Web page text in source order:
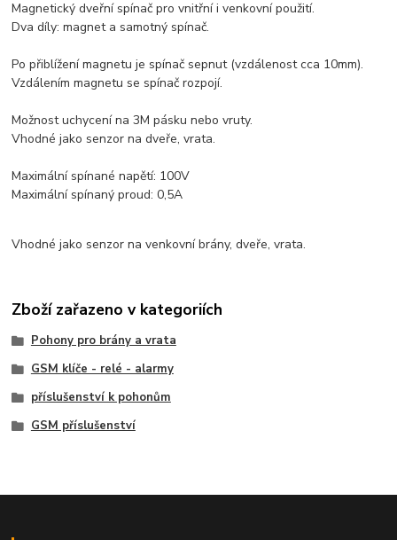
Magnetický dveřní spínač pro vnitřní i venkovní použití.
Dva díly: magnet a samotný spínač.
Po přiblížení magnetu je spínač sepnut (vzdálenost cca 10mm).
Vzdálením magnetu se spínač rozpojí.
Možnost uchycení na 3M pásku nebo vruty.
Vhodné jako senzor na dveře, vrata.
Maximální spínané napětí: 100V
Maximální spínaný proud: 0,5A
Vhodné jako senzor na venkovní brány, dveře, vrata.
Zboží zařazeno v kategoriích
Pohony pro brány a vrata
GSM klíče - relé - alarmy
příslušenství k pohonům
GSM příslušenství